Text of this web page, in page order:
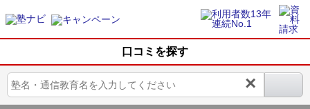
口コミを探す
×